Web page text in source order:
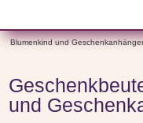
Blumenkind und
und